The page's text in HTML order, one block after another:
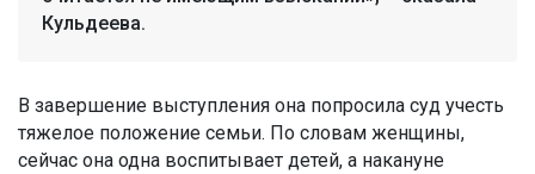
Кульдеева.
В завершение выступления она попросила суд учесть
тяжелое положение семьи. По словам женщины,
сейчас она одна воспитывает детей, а накануне